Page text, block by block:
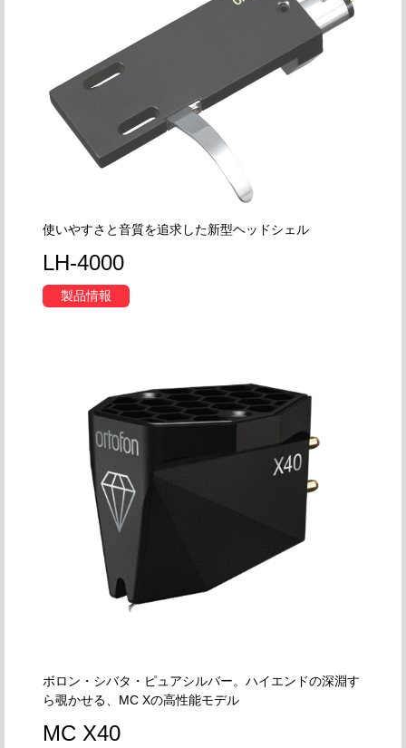
使いやすさと音質を追求した新型ヘッドシェル
LH-4000
製品情報
ボロン・シバタ・ピュアシルバー。ハイエンドの深淵す
ら覗かせる、MC Xの高性能モデル
MC X40